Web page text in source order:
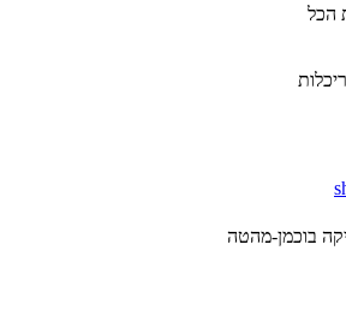
הכל
בוכמן-מהטה